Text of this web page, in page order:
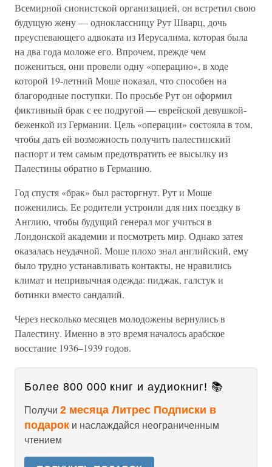
Всемирной сионистской организацией, он встретил свою
будущую жену — одноклассницу Рут Шварц, дочь
преуспевающего адвоката из Иерусалима, которая была
на два года моложе его. Впрочем, прежде чем
пожениться, они провели одну «операцию», в ходе
которой 19-летний Моше показал, что способен на
благородные поступки. По просьбе Рут он оформил
фиктивный брак с ее подругой — еврейской девушкой-
беженкой из Германии. Цель «операции» состояла в том,
чтобы дать ей возможность получить палестинский
паспорт и тем самым предотвратить ее высылку из
Палестины обратно в Германию.
Год спустя «брак» был расторгнут. Рут и Моше
поженились. Ее родители устроили для них поездку в
Англию, чтобы будущий генерал мог учиться в
Лондонской академии и посмотреть мир. Однако затея
оказалась неудачной. Моше плохо знал английский, ему
было трудно устанавливать контакты, не нравились
климат и непривычная одежда: пиджак, галстук и
ботинки вместо сандалий.
Через несколько месяцев молодожены вернулись в
Палестину. Именно в это время началось арабское
восстание 1936–1939 годов.
Более 800 000 книг и аудиокниг! 📚
Получи 2 месяца Литрес Подписки в
подарок и наслаждайся неограниченным
чтением